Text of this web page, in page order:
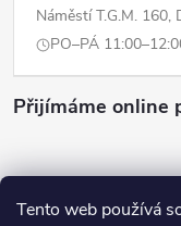
Tento web používá
Náměstí T.G.M. 160,
PO–PÁ
Přijímáme online